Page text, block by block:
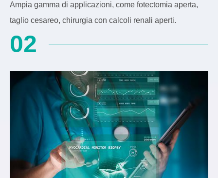
Ampia gamma di applicazioni, come fotectomia aperta,
taglio cesareo, chirurgia con calcoli renali aperti.
02